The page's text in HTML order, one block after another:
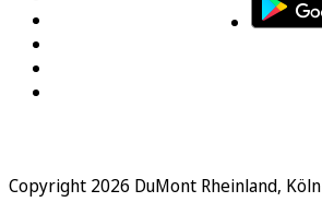
Copyright 2026 DuMont Rheinland, Köln